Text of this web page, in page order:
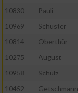
10830
Pauli
10969
Schuster
10814
Oberthür
10275
August
10958
Schulz
10452
Getschmann